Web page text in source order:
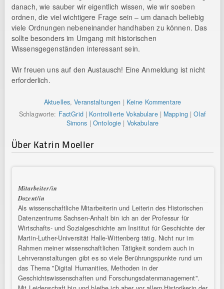
danach, wie sauber wir eigentlich wissen, wie wir soeben
ordnen, die viel wichtigere Frage sein – um danach beliebig
viele Ordnungen nebeneinander handhaben zu können. Das
sollte besonders im Umgang mit historischen
Wissensgegenständen interessant sein.
Wir freuen uns auf den Austausch! Eine Anmeldung ist nicht
erforderlich.
Aktuelles,Veranstaltungen | Keine Kommentare
Schlagworte: FactGrid| Kontrollierte Vokabulare| Mapping |Olaf
Simons |Ontologie | Vokabulare
Über Katrin Moeller
Mitarbeiter/in
Dozent/in
Als wissenschaftliche Mitarbeiterin und Leiterin des Historischen
Datenzentrums Sachsen-Anhalt bin ich an der Professur für
Wirtschafts- und Sozialgeschichte am Insititut für Geschichte der
Martin-Luther-Universität Halle-Wittenberg tätig. Nicht nur im
Rahmen meiner wissenschaftlichen Tätigkeit sondern auch in
Lehrveranstaltungen gibt es so viele Berührungspunkte rund um
das Thema "Digital Humanities, Methoden in der
Geschichtswissenschaften und Forschungsdatenmanagement".